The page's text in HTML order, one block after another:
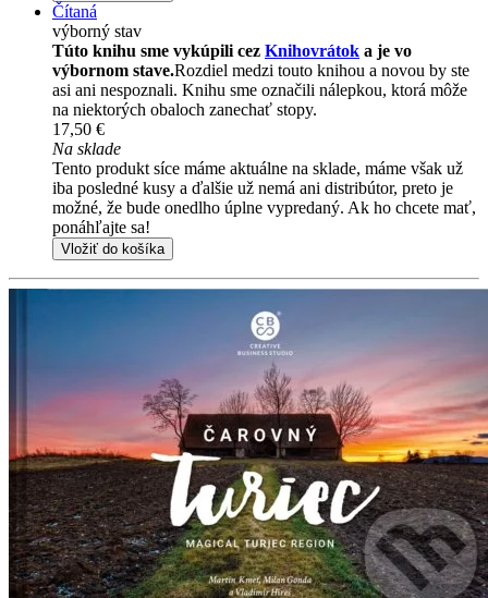
Čítaná
výborný stav
Túto knihu sme vykúpili cez Knihovrátok a je vo
výbornom stave.Rozdiel medzi touto knihou a novou by ste
asi ani nespoznali. Knihu sme označili nálepkou, ktorá môže
na niektorých obaloch zanechať stopy.
17,50 €
Na sklade
Tento produkt síce máme aktuálne na sklade, máme však už
iba posledné kusy a ďalšie už nemá ani distribútor, preto je
možné, že bude onedlho úplne vypredaný. Ak ho chcete mať,
ponáhľajte sa!
Vložiť do košíka